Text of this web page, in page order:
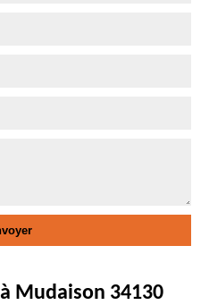
Mudaison 34130